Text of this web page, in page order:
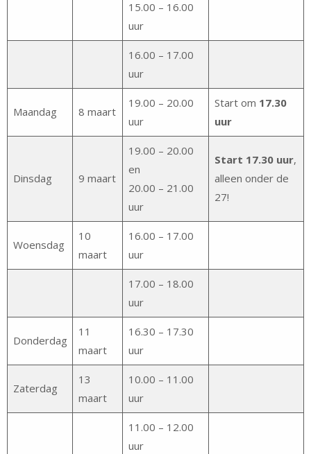
15.00 – 16.00
uur
16.00 – 17.00
uur
Maandag 8 maart
19.00 – 20.00
uur
Start om 17.30
uur
Dinsdag 9 maart
19.00 – 20.00
en
20.00 – 21.00
uur
Start 17.30 uur,
alleen onder de
27!
Woensdag
10
maart
16.00 – 17.00
uur
17.00 – 18.00
uur
Donderdag
11
maart
16.30 – 17.30
uur
Zaterdag
13
maart
10.00 – 11.00
uur
11.00 – 12.00
uur